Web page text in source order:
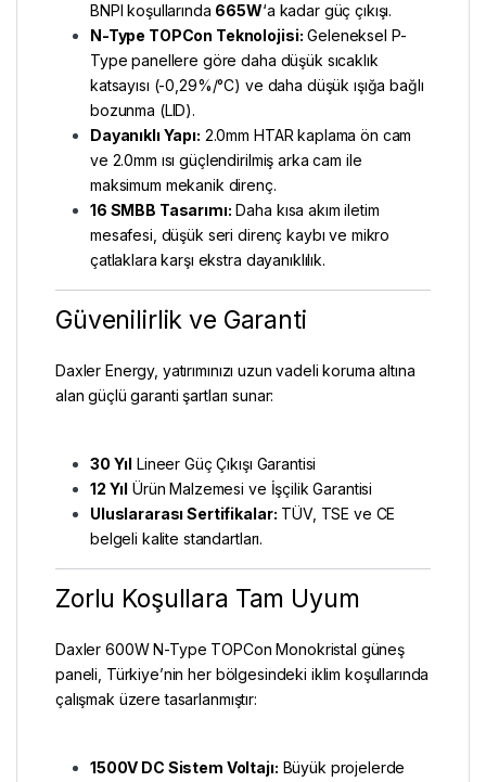
BNPI koşullarında 665W‘a kadar güç çıkışı.
N-Type TOPCon Teknolojisi: Geleneksel P-
Type panellere göre daha düşük sıcaklık
katsayısı (-0,29%/°C) ve daha düşük ışığa bağlı
bozunma (LID).
Dayanıklı Yapı: 2.0mm HTAR kaplama ön cam
ve 2.0mm ısı güçlendirilmiş arka cam ile
maksimum mekanik direnç.
16 SMBB Tasarımı: Daha kısa akım iletim
mesafesi, düşük seri direnç kaybı ve mikro
çatlaklara karşı ekstra dayanıklılık.
Güvenilirlik ve Garanti
Daxler Energy, yatırımınızı uzun vadeli koruma altına
alan güçlü garanti şartları sunar:
30 Yıl Lineer Güç Çıkışı Garantisi
12 Yıl Ürün Malzemesi ve İşçilik Garantisi
Uluslararası Sertifikalar: TÜV, TSE ve CE
belgeli kalite standartları.
Zorlu Koşullara Tam Uyum
Daxler 600W N-Type TOPCon Monokristal güneş
paneli, Türkiye’nin her bölgesindeki iklim koşullarında
çalışmak üzere tasarlanmıştır:
1500V DC Sistem Voltajı: Büyük projelerde